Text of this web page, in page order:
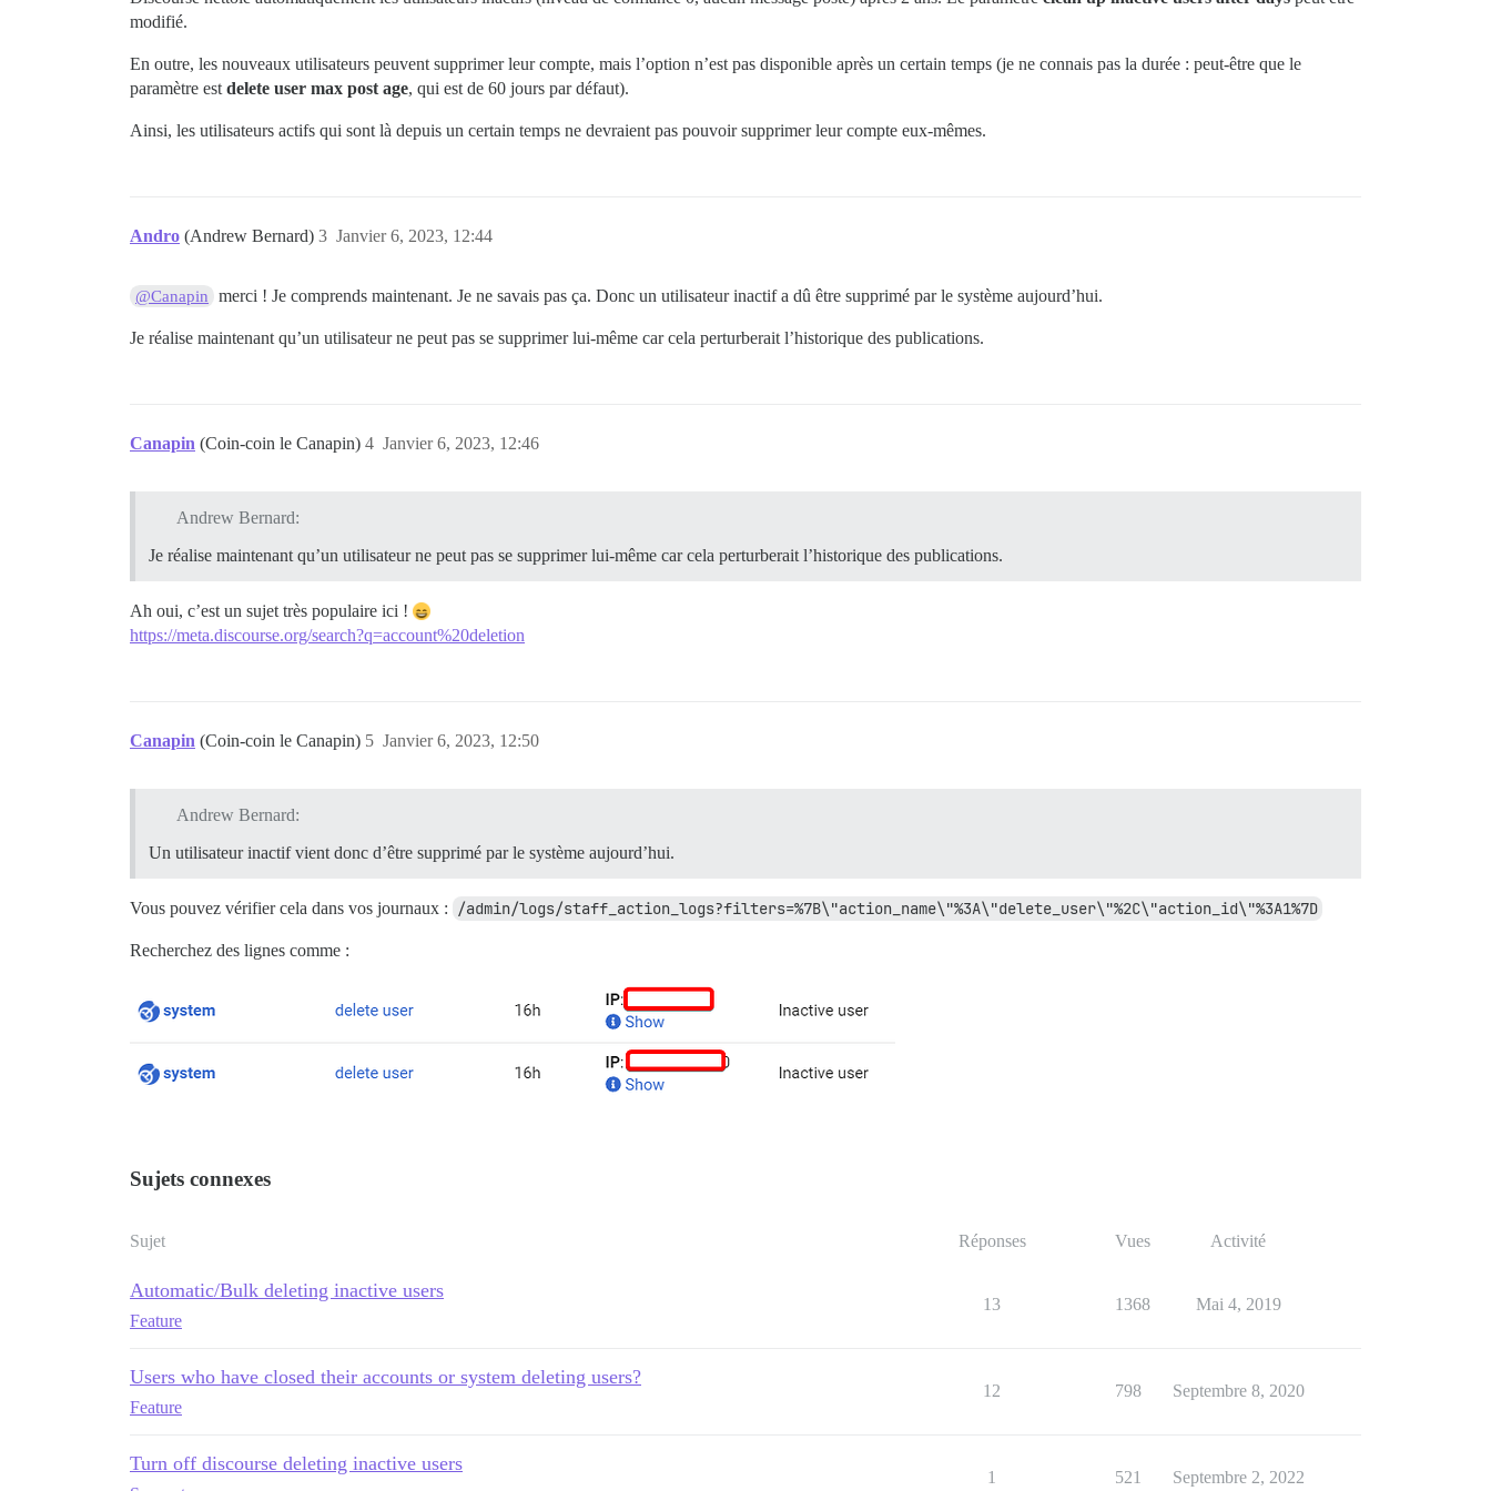
modifié.
En outre, les nouveaux utilisateurs peuvent supprimer leur compte, mais l’option n’est pas disponible après un certain temps (je ne connais pas la durée : peut-être que le
paramètre est delete user max post age, qui est de 60 jours par défaut).
Ainsi, les utilisateurs actifs qui sont là depuis un certain temps ne devraient pas pouvoir supprimer leur compte eux-mêmes.
Andro (Andrew Bernard) Janvier 6, 2023, 12:44
3
@Canapin merci ! Je comprends maintenant. Je ne savais pas ça. Donc un utilisateur inactif a dû être supprimé par le système aujourd’hui.
Je réalise maintenant qu’un utilisateur ne peut pas se supprimer lui-même car cela perturberait l’historique des publications.
Canapin (Coin-coin le Canapin) Janvier 6, 2023, 12:46
4
Andrew Bernard:
Je réalise maintenant qu’un utilisateur ne peut pas se supprimer lui-même car cela perturberait l’historique des publications.
Ah oui, c’est un sujet très populaire ici !
https://meta.discourse.org/search?q=account%20deletion
Canapin (Coin-coin le Canapin) Janvier 6, 2023, 12:50
5
Andrew Bernard:
Un utilisateur inactif vient donc d’être supprimé par le système aujourd’hui.
Vous pouvez vérifier cela dans vos journaux : /admin/logs/staff_action_logs?filters=%7B\"action_name\"%3A\"delete_user\"%2C\"action_id\"%3A1%7D
Recherchez des lignes comme :
Sujets connexes
Sujet Réponses Vues Activité
Automatic/Bulk deleting inactive users
Feature
13 1368 Mai 4, 2019
Users who have closed their accounts or system deleting users?
Feature
12 798 Septembre 8, 2020
Turn off discourse deleting inactive users
1 521 Septembre 2, 2022